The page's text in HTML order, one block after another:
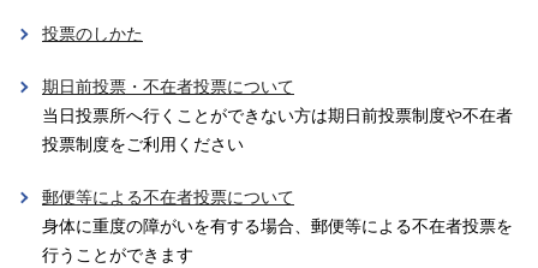
投票のしかた
期日前投票・不在者投票について
当日投票所へ行くことができない方は期日前投票制度や不在者
投票制度をご利用ください
郵便等による不在者投票について
身体に重度の障がいを有する場合、郵便等による不在者投票を
行うことができます